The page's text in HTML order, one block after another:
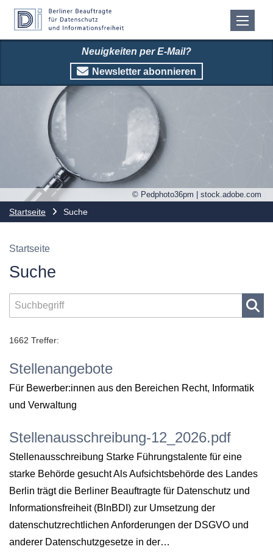
Neuigkeiten per E-Mail?
Newsletter abonnieren
© Pedphoto36pm | stock.adobe.com
Startseite Suche
Startseite
Suche
1662 Treffer:
Stellenangebote
Für Bewerber:innen aus den Bereichen Recht, Informatik
und Verwaltung
Stellenausschreibung-12_2026.pdf
Stellenausschreibung Starke Führungstalente für eine
starke Behörde gesucht Als Aufsichtsbehörde des Landes
Berlin trägt die Berliner Beauftragte für Datenschutz und
Informationsfreiheit (BlnBDI) zur Umsetzung der
datenschutzrechtlichen Anforderungen der DSGVO und
anderer Datenschutzgesetze in der…